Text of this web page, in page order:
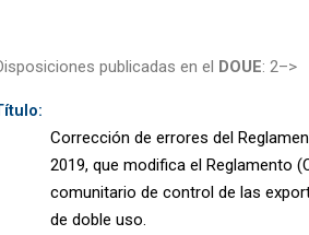
publicadas en el DOUE: 2–>
Corrección de errores del
2019, que modifica el Reglamento
comunitario de control de las
de doble uso.